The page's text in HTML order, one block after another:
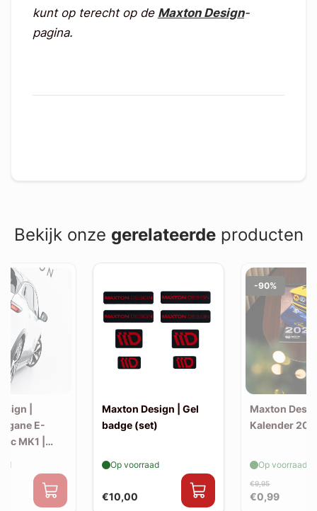
kunt op terecht op de Maxton Design-
pagina.
Bekijk onze gerelateerdeproducten
|
E-
MK1 |
Maxton Design | Gel
badge (set)
€10,00
Op voorraad
-90%
Maxton
Kalender
€9,95
€0,99
Op voorraad